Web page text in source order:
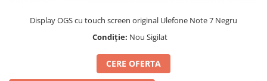
Telefoane mobile AGM
Telefoane mobile Realme
Telefoane mobile ALTE BRANDURI
Display OGS cu touch screen original Ulefone Note 7 Negru
Condiție: Nou Sigilat
CERE OFERTA